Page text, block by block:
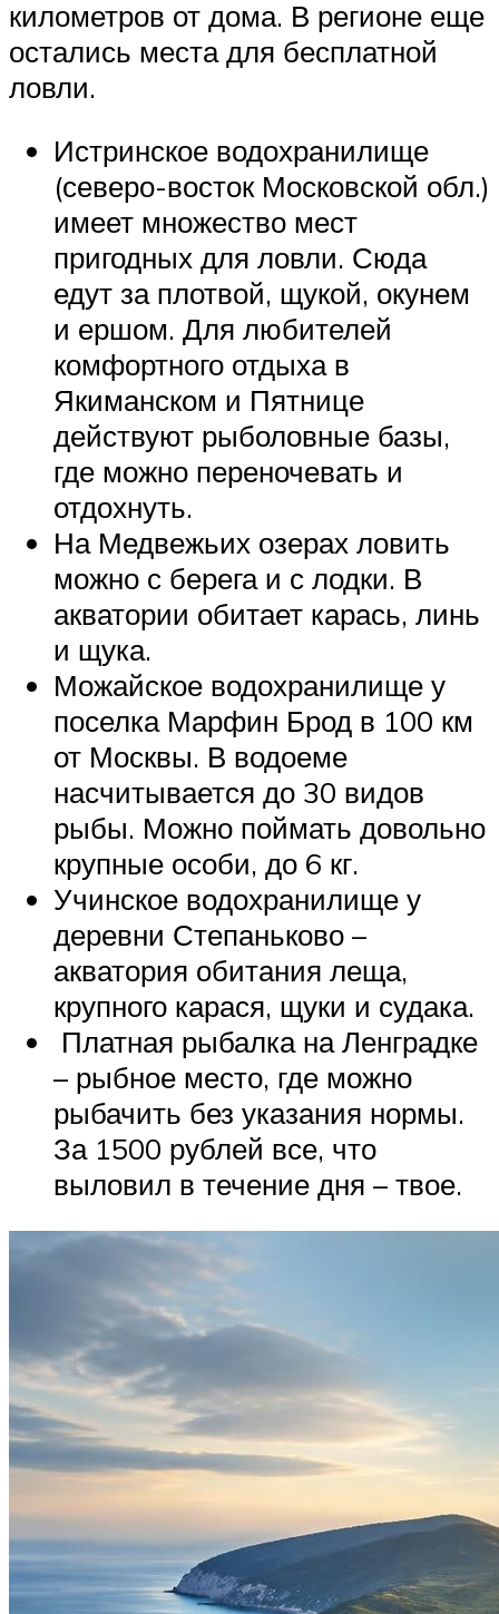
километров от дома. В регионе еще
остались места для бесплатной
ловли.
Истринское водохранилище
(северо-восток Московской обл.)
имеет множество мест
пригодных для ловли. Сюда
едут за плотвой, щукой, окунем
и ершом. Для любителей
комфортного отдыха в
Якиманском и Пятнице
действуют рыболовные базы,
где можно переночевать и
отдохнуть.
На Медвежьих озерах ловить
можно с берега и с лодки. В
акватории обитает карась, линь
и щука.
Можайское водохранилище у
поселка Марфин Брод в 100 км
от Москвы. В водоеме
насчитывается до 30 видов
рыбы. Можно поймать довольно
крупные особи, до 6 кг.
Учинское водохранилище у
деревни Степаньково –
акватория обитания леща,
крупного карася, щуки и судака.
Платная рыбалка на Ленградке
– рыбное место, где можно
рыбачить без указания нормы.
За 1500 рублей все, что
выловил в течение дня – твое.